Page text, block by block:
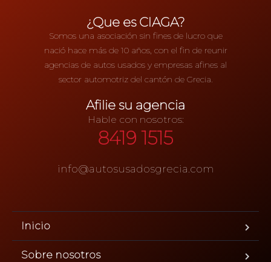
¿Que es CIAGA?
Somos una asociación sin fines de lucro que
nació hace más de 10 años, con el fin de reunir
agencias de autos usados y empresas afines al
sector automotriz del cantón de Grecia.
Afilie su agencia
Hable con nosotros:
8419 1515
info@autosusadosgrecia.com
Inicio
Sobre nosotros